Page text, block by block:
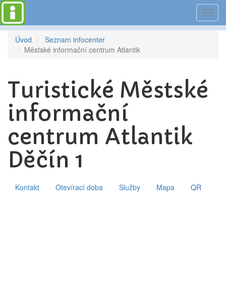
Úvod
Seznam infocenter
Městské informační centrum Atlantik
Turistické Městské
informační
centrum Atlantik
Děčín 1
Kontakt Otevírací doba Služby Mapa QR